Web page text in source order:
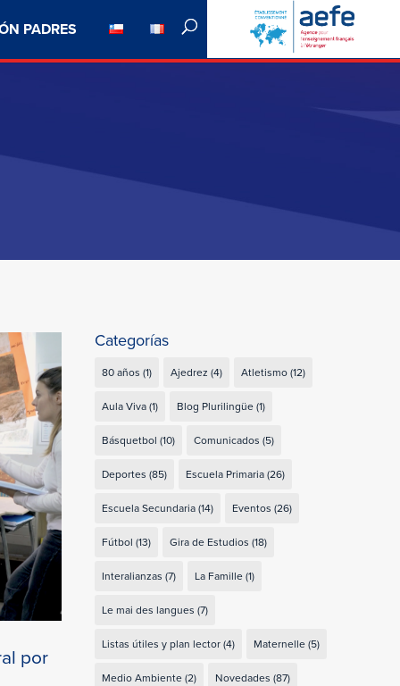
PADRES
por
Categorías
80 años (1) Ajedrez (4) Atletismo(12)
Aula Viva(1) Blog Plurilingüe(1)
Básquetbol (10) Comunicados (5)
Deportes (85) Escuela Primaria(26)
Escuela Secundaria(14) Eventos (26)
Fútbol (13) Gira de Estudios (18)
Interalianzas (7) La Famille(1)
Le mai des langues (7)
Listas útiles y plan lector(4) Maternelle(5)
Medio Ambiente(2) Novedades (87)